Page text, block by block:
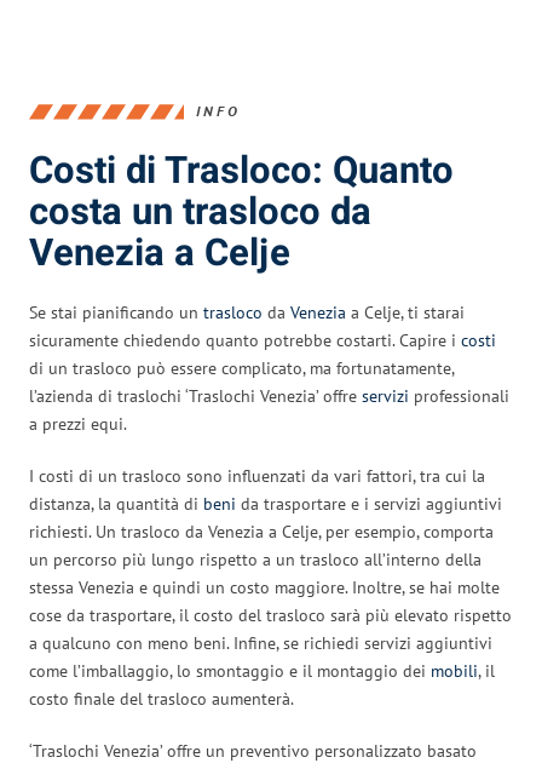
INFO
Costi di Trasloco: Quanto
costa un trasloco da
Venezia a Celje
Se stai pianificando un trasloco da Venezia a Celje, ti starai
sicuramente chiedendo quanto potrebbe costarti. Capire i costi
di un trasloco può essere complicato, ma fortunatamente,
l’azienda di traslochi ‘Traslochi Venezia’ offre servizi professionali
a prezzi equi.
I costi di un trasloco sono influenzati da vari fattori, tra cui la
distanza, la quantità di beni da trasportare e i servizi aggiuntivi
richiesti. Un trasloco da Venezia a Celje, per esempio, comporta
un percorso più lungo rispetto a un trasloco all’interno della
stessa Venezia e quindi un costo maggiore. Inoltre, se hai molte
cose da trasportare, il costo del trasloco sarà più elevato rispetto
a qualcuno con meno beni. Infine, se richiedi servizi aggiuntivi
come l’imballaggio, lo smontaggio e il montaggio dei mobili, il
costo finale del trasloco aumenterà.
‘Traslochi Venezia’ offre un preventivo personalizzato basato